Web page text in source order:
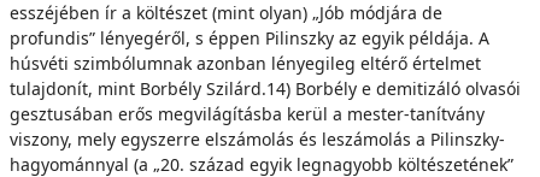
esszéjében ír a költészet (mint olyan) „Jób módjára de
profundis” lényegéről, s éppen Pilinszky az egyik példája. A
húsvéti szimbólumnak azonban lényegileg eltérő értelmet
tulajdonít, mint Borbély Szilárd.14) Borbély e demitizáló olvasói
gesztusában erős megvilágításba kerül a mester-tanítvány
viszony, mely egyszerre elszámolás és leszámolás a Pilinszky-
hagyománnyal (a „20. század egyik legnagyobb költészetének”